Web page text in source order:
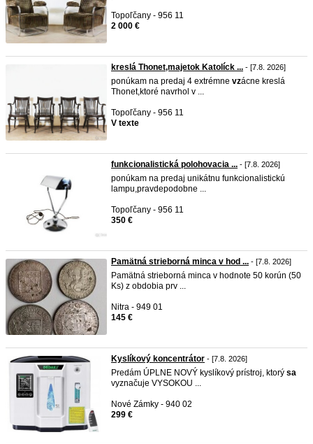
Topoľčany - 956 11
2 000 €
kreslá Thonet,majetok Katolíck ... - [7.8. 2026]
ponúkam na predaj 4 extrémne vzácne kreslá
Thonet,ktoré navrhol v ...
Topoľčany - 956 11
V texte
funkcionalistická polohovacia ... - [7.8. 2026]
ponúkam na predaj unikátnu funkcionalistickú
lampu,pravdepodobne ...
Topoľčany - 956 11
350 €
Pamätná strieborná minca v hod ... - [7.8. 2026]
Pamätná strieborná minca v hodnote 50 korún (50
Ks) z obdobia prv ...
Nitra - 949 01
145 €
Kyslíkový koncentrátor - [7.8. 2026]
Predám ÚPLNE NOVÝ kyslíkový prístroj, ktorý sa
vyznačuje VYSOKOU ...
Nové Zámky - 940 02
299 €